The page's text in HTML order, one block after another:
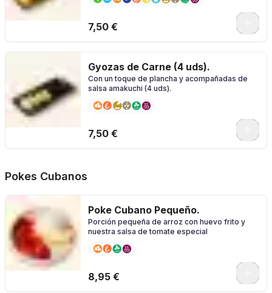
7,50 €
Gyozas de Carne (4 uds).
Con un toque de plancha y acompañadas de
salsa amakuchi (4 uds).
7,50 €
Pokes Cubanos
Poke Cubano Pequeño.
Porción pequeña de arroz con huevo frito y
nuestra salsa de tomate especial
8,95 €